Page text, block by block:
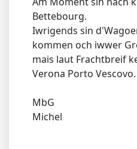
Bettebourg.
Iwrigends sin
kommen och iwwer
mais laut Frachtbreif
Verona Porto Vescovo.
MbG
Michel